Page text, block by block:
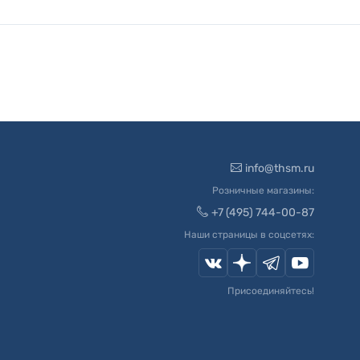
info@thsm.ru
Розничные магазины:
+7 (495) 744-00-87
Наши страницы в соцсетях:
Присоединяйтесь!